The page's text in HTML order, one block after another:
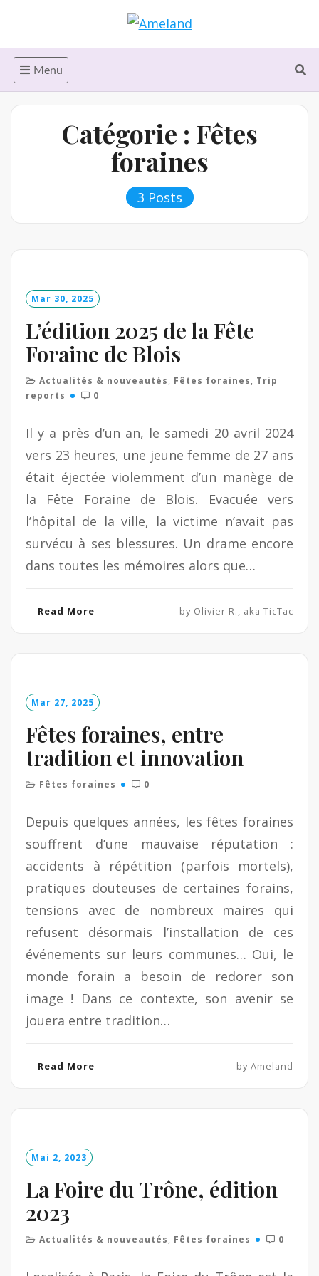
content
Menu
Catégorie : Fêtes
foraines
3 Posts
Mar 30, 2025
L’édition 2025 de la Fête
Foraine de Blois
Actualités & nouveautés, Fêtes foraines, Trip
reports
0
Il y a près d’un an, le samedi 20 avril 2024
vers 23 heures, une jeune femme de 27 ans
était éjectée violemment d’un manège de
la Fête Foraine de Blois. Evacuée vers
l’hôpital de la ville, la victime n’avait pas
survécu à ses blessures. Un drame encore
dans toutes les mémoires alors que…
Read More
r
by Olivier R., aka TicTac
Mar 27, 2025
Fêtes foraines, entre
tradition et innovation
Fêtes foraines 0
Depuis quelques années, les fêtes foraines
souffrent d’une mauvaise réputation :
accidents à répétition (parfois mortels),
pratiques douteuses de certaines forains,
tensions avec de nombreux maires qui
refusent désormais l’installation de ces
événements sur leurs communes… Oui, le
monde forain a besoin de redorer son
image ! Dans ce contexte, son avenir se
jouera entre tradition…
Read More by Ameland
Mai 2, 2023
La Foire du Trône, édition
2023
Actualités & nouveautés, Fêtes foraines 0